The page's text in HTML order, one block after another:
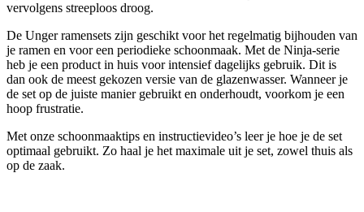
vervolgens streeploos droog.
De Unger ramensets zijn geschikt voor het regelmatig bijhouden van
je ramen en voor een periodieke schoonmaak. Met de Ninja-serie
heb je een product in huis voor intensief dagelijks gebruik. Dit is
dan ook de meest gekozen versie van de glazenwasser. Wanneer je
de set op de juiste manier gebruikt en onderhoudt, voorkom je een
hoop frustratie.
Met onze schoonmaaktips en instructievideo’s leer je hoe je de set
optimaal gebruikt. Zo haal je het maximale uit je set, zowel thuis als
op de zaak.